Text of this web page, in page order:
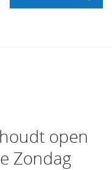
open
Zondag